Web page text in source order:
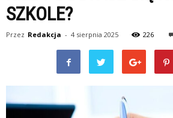
SZKOLE?
Przez Redakcja - 4 sierpnia 2025 226